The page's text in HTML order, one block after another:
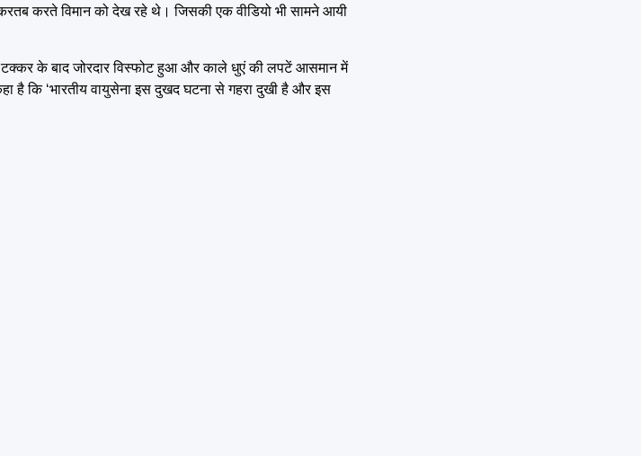
करते विमान को देख रहे थे। जिसकी एक वीडियो भी सामने आयी
टक्कर के बाद जोरदार विस्फोट हुआ और काले धुएं की लपटें आसमान में
है कि ‘भारतीय वायुसेना इस दुखद घटना से गहरा दुखी है और इस